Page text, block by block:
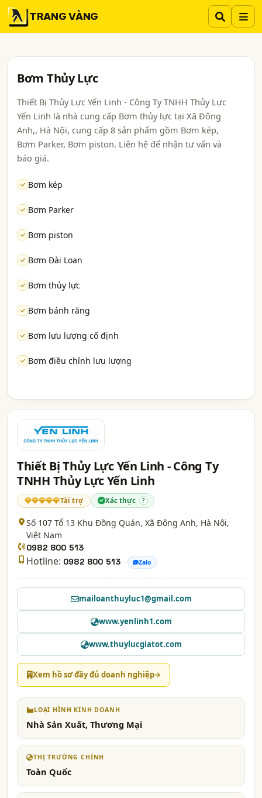
TRANG VÀNG
Bơm Thủy Lực
Thiết Bị Thủy Lực Yến Linh - Công Ty TNHH Thủy Lực
Yến Linh là nhà cung cấp Bơm thủy lực tại Xã Đông
Anh,, Hà Nội, cung cấp 8 sản phẩm gồm Bơm kép,
Bơm Parker, Bơm piston. Liên hệ để nhận tư vấn và
báo giá.
Bơm kép
Bơm Parker
Bơm piston
Bơm Đài Loan
Bơm thủy lực
Bơm bánh răng
Bơm lưu lượng cố định
Bơm điều chỉnh lưu lượng
Thiết Bị Thủy Lực Yến Linh - Công Ty
TNHH Thủy Lực Yến Linh
Tài trợ Xác thực ?
Số 107 Tổ 13 Khu Đồng Quán, Xã Đông Anh, Hà Nội,
Việt Nam
0982 800 513
Hotline: 0982 800 513 Zalo
mailoanthuyluc1@gmail.com
www.yenlinh1.com
www.thuylucgiatot.com
Xem hồ sơ đầy đủ doanh nghiệp
LOẠI HÌNH KINH DOANH
Nhà Sản Xuất, Thương Mại
THỊ TRƯỜNG CHÍNH
Toàn Quốc